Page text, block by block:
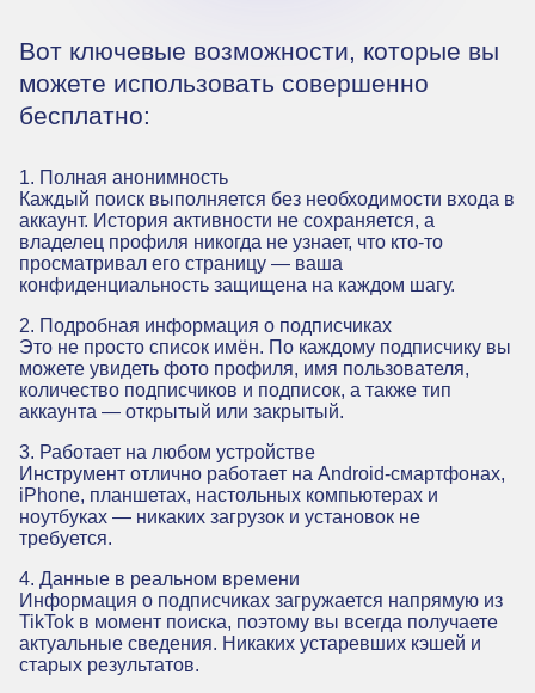
Вот ключевые возможности, которые вы
можете использовать совершенно
бесплатно:
1. Полная анонимность
Каждый поиск выполняется без необходимости входа в
аккаунт. История активности не сохраняется, а
владелец профиля никогда не узнает, что кто-то
просматривал его страницу — ваша
конфиденциальность защищена на каждом шагу.
2. Подробная информация о подписчиках
Это не просто список имён. По каждому подписчику вы
можете увидеть фото профиля, имя пользователя,
количество подписчиков и подписок, а также тип
аккаунта — открытый или закрытый.
3. Работает на любом устройстве
Инструмент отлично работает на Android-смартфонах,
iPhone, планшетах, настольных компьютерах и
ноутбуках — никаких загрузок и установок не
требуется.
4. Данные в реальном времени
Информация о подписчиках загружается напрямую из
TikTok в момент поиска, поэтому вы всегда получаете
актуальные сведения. Никаких устаревших кэшей и
старых результатов.